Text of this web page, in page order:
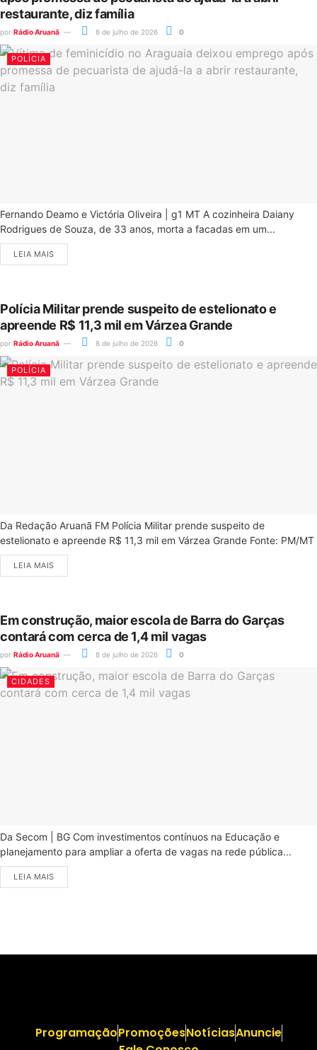
restaurante, diz família
por Rádio Aruanã 8 de julho de 2026 0
POLÍCIA
Fernando Deamo e Victória Oliveira | g1 MT A cozinheira Daiany
Rodrigues de Souza, de 33 anos, morta a facadas em um...
LEIA MAIS
Polícia Militar prende suspeito de estelionato e
apreende R$ 11,3 mil em Várzea Grande
por Rádio Aruanã 8 de julho de 2026 0
POLÍCIA
Da Redação Aruanã FM Polícia Militar prende suspeito de
estelionato e apreende R$ 11,3 mil em Várzea Grande Fonte: PM/MT
LEIA MAIS
Em construção, maior escola de Barra do Garças
contará com cerca de 1,4 mil vagas
por Rádio Aruanã 8 de julho de 2026 0
CIDADES
Da Secom | BG Com investimentos contínuos na Educação e
planejamento para ampliar a oferta de vagas na rede pública...
LEIA MAIS
ProgramaçãoPromoçõesNotíciasAnuncie